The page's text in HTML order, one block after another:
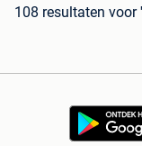
108 resultaten voor